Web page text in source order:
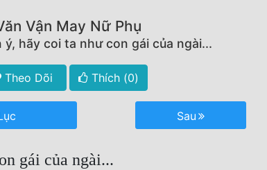
Vận May Nữ Phụ
hãy coi ta như con gái của ngài...
Theo Dõi Thích (0)
Sau
gái của ngài...